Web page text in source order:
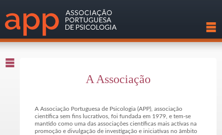
A Associação
A Associação Portuguesa de Psicologia (APP), associação
científica sem fins lucrativos, foi fundada em 1979, e tem-se
mantido como uma das associações científicas mais activas na
promoção e divulgação de investigação e iniciativas no âmbito